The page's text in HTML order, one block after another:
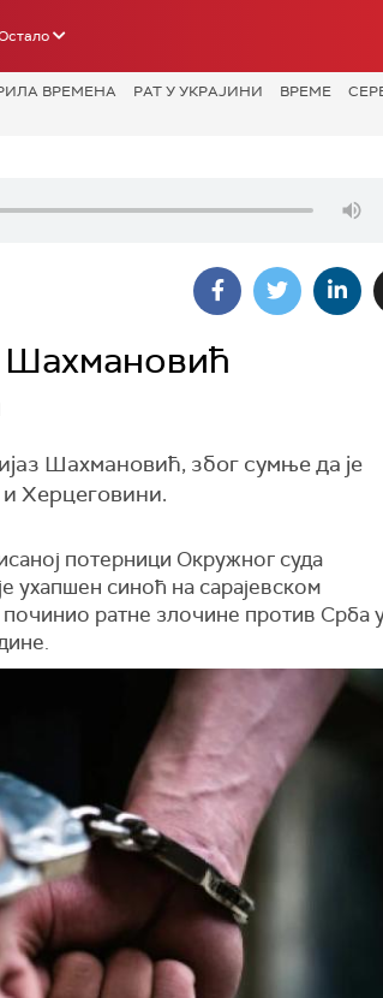
ВРЕМЕНА РАТ У УКРАЈИНИ ВРЕМЕ
Шахмановић
Шахмановић, због сумње да је
Херцеговини.
потерници Окружног суда
ухапшен синоћ на сарајевском
ратне злочине против Срба